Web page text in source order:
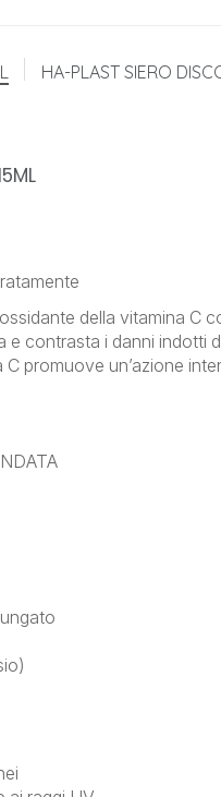
HA-PLAST SIERO
della vitamina C
contrasta i danni indotti
promuove un’azione